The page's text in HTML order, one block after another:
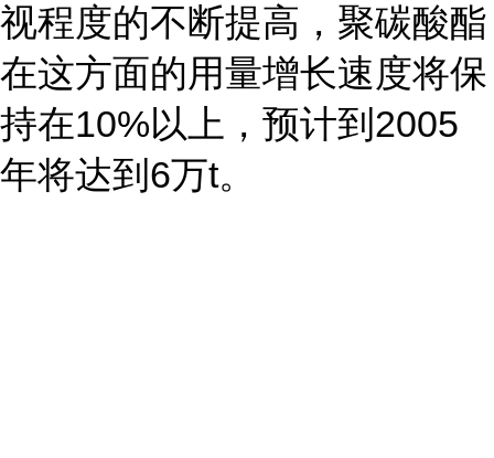
视程度的不断提高，聚碳酸酯
在这方面的用量增长速度将保
持在10%以上，预计到2005
年将达到6万t。